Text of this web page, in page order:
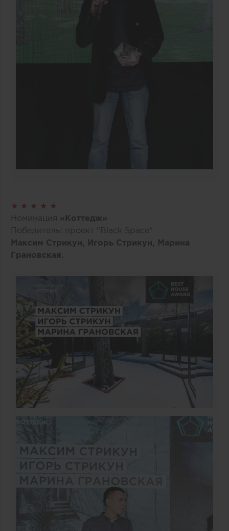
★ ★ ★ ★ ★
Номинация «Коттедж»
Победитель: проект "Black Space"
Максим Стрикун, Игорь Стрикун, Марина
Грановская.